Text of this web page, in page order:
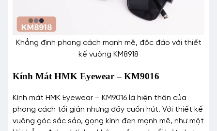
Khẳng định phong cách mạnh mẽ, độc đáo với thiết
kế vuông KM8918
Kính Mát HMK Eyewear – KM9016
Kính mát HMK Eyewear – KM9016 là hiện thân của
phong cách tối giản nhưng đầy cuốn hút. Với thiết kế
vuông góc sắc sảo, gọng kính đen mạnh mẽ, như một